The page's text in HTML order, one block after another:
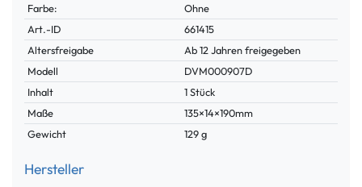
Farbe:
Ohne
Technisches
Merkmal
Wert
Art.-ID
661415
Altersfreigabe
Ab 12 Jahren freigegeben
Modell
DVM000907D
Inhalt
1 Stück
Maße
135×14×190mm
Gewicht
129 g
Hersteller